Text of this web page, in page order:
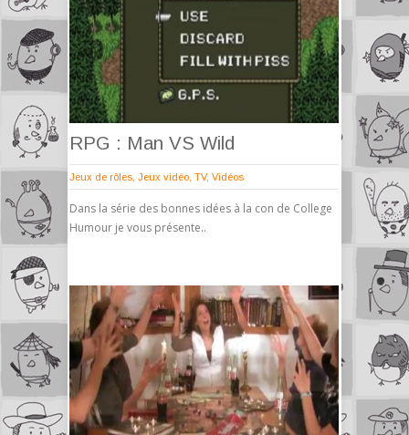
RPG : Man VS Wild
Jeux de rôles Jeux vidéo TV, Vidéos
Dans la série des bonnes idées à la con de College
Humour je vous présente..